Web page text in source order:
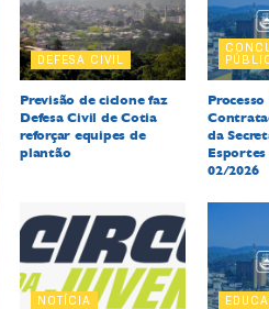
DEFESA CIVIL
Previsão de ciclone faz
Defesa Civil de Cotia
reforçar equipes de
plantão
da
02/2026
NOTÍCIA